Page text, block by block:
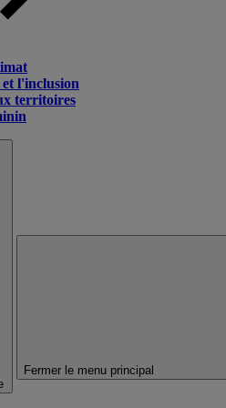
l'inclusion
territoires
Fermer le menu principal